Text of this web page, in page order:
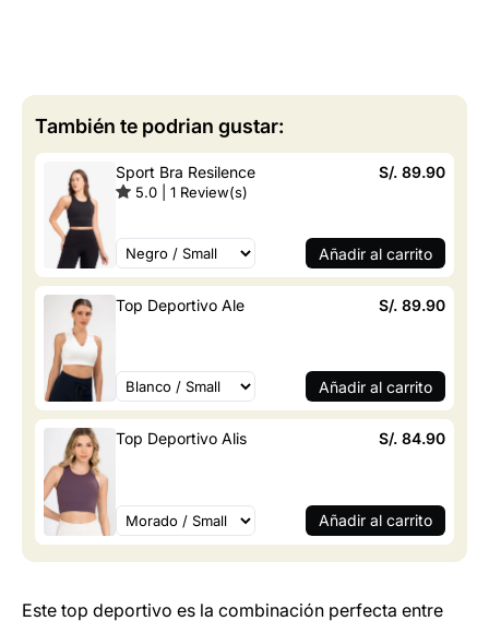
También te podrian gustar:
Sport Bra Resilence S/. 89.90
5.0| 1Review(s)
Añadir al carrito
Top Deportivo Ale S/. 89.90
Añadir al carrito
Top Deportivo Alis S/. 84.90
Añadir al carrito
Este top deportivo es la combinación perfecta entre